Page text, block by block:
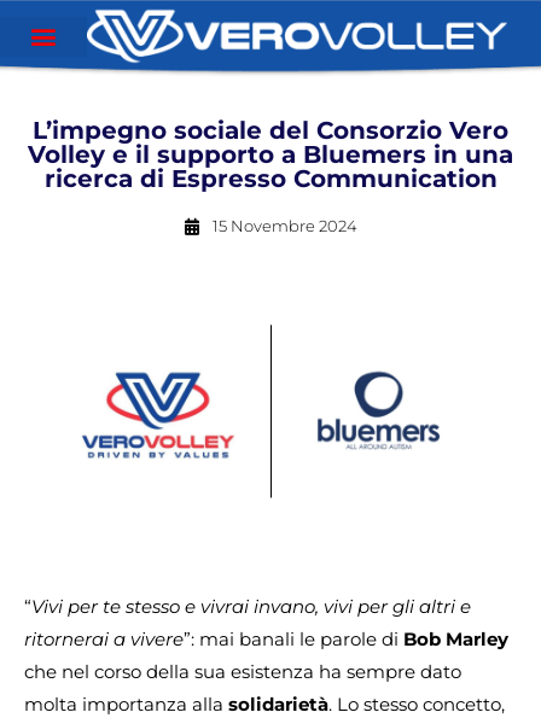
L’impegno sociale del Consorzio Vero
Volley e il supporto a Bluemers in una
ricerca di Espresso Communication
15 Novembre 2024
“Vivi per te stesso e vivrai invano, vivi per gli altri e
ritornerai a vivere”: mai banali le parole di Bob Marley
che nel corso della sua esistenza ha sempre dato
molta importanza alla solidarietà. Lo stesso concetto,